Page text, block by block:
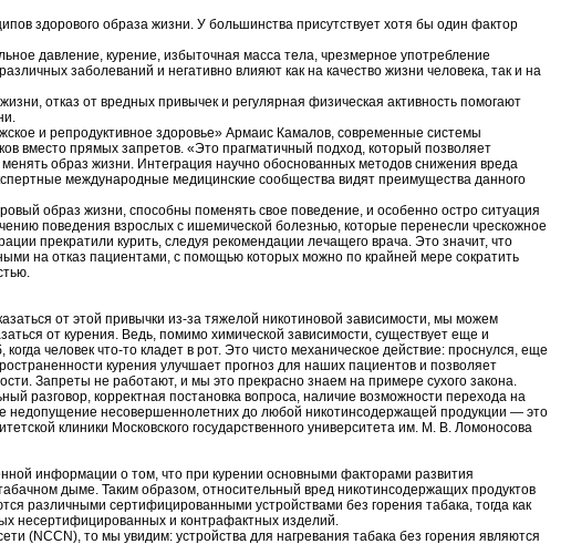
здорового образа жизни. У большинства присутствует хотя бы один фактор
давление, курение, избыточная масса тела, чрезмерное употребление
заболеваний и негативно влияют как на качество жизни человека, так и на
отказ от вредных привычек и регулярная физическая активность помогают
и репродуктивное здоровье» Армаис Камалов, современные системы
вместо прямых запретов. «Это прагматичный подход, который позволяет
образ жизни. Интеграция научно обоснованных методов снижения вреда
международные медицинские сообщества видят преимущества данного
образ жизни, способны поменять свое поведение, и особенно остро ситуация
поведения взрослых с ишемической болезнью, которые перенесли чрескожное
прекратили курить, следуя рекомендации лечащего врача. Это значит, что
на отказ пациентами, с помощью которых можно по крайней мере сократить
от этой привычки из-за тяжелой никотиновой зависимости, мы можем
от курения. Ведь, помимо химической зависимости, существует еще и
человек что-то кладет в рот. Это чисто механическое действие: проснулся, еще
курения улучшает прогноз для наших пациентов и позволяет
Запреты не работают, и мы это прекрасно знаем на примере сухого закона.
разговор, корректная постановка вопроса, наличие возможности перехода на
недопущение несовершеннолетних до любой никотинсодержащей продукции — это
клиники Московского государственного университета им. М. В. Ломоносова
информации о том, что при курении основными факторами развития
дыме. Таким образом, относительный вред никотинсодержащих продуктов
различными сертифицированными устройствами без горения табака, тогда как
несертифицированных и контрафактных изделий.
(NCCN), то мы увидим: устройства для нагревания табака без горения являются